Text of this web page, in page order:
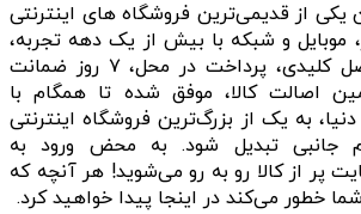
یکی از قدیمی‌ترین فروشگاه های اینترنتی
موبایل و شبکه با بیش از یک دهه تجربه،
با پایبندی به سه اصل کلیدی، پرداخت در محل، ۷ روز ضمانت
اصالت کالا، موفق شده تا همگام با
به یک از بزرگ‌ترین فروشگاه اینترنتی
جانبی تبدیل شود. به محض ورود به
پر از کالا رو به رو می‌شوید! هر آنچه که
خطور می‌کند در اینجا پیدا خواهید کرد.